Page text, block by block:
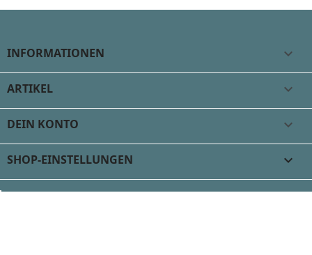
INFORMATIONEN 
ARTIKEL 
DEIN KONTO 
SHOP-EINSTELLUNGEN keyboard_arrow_down